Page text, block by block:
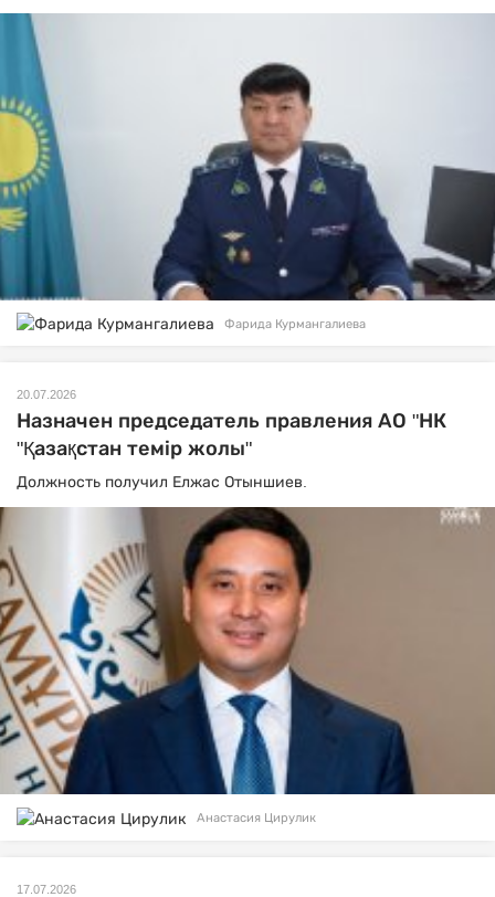
Фарида Курмангалиева
20.07.2026
Назначен председатель правления АО "НК
"Қазақстан темір жолы"
Должность получил Елжас Отыншиев.
Анастасия Цирулик
17.07.2026